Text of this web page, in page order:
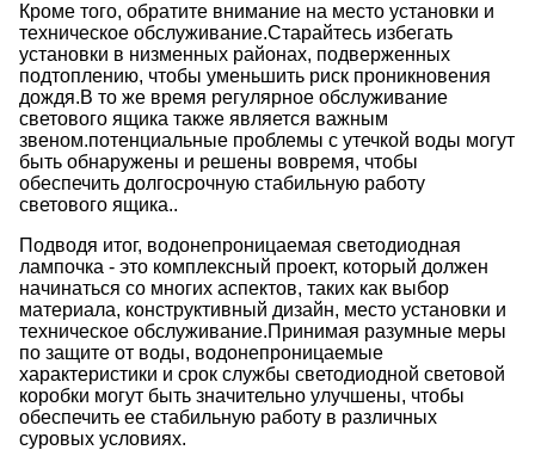
Кроме того, обратите внимание на место установки и
техническое обслуживание.Старайтесь избегать
установки в низменных районах, подверженных
подтоплению, чтобы уменьшить риск проникновения
дождя.В то же время регулярное обслуживание
светового ящика также является важным
звеном.потенциальные проблемы с утечкой воды могут
быть обнаружены и решены вовремя, чтобы
обеспечить долгосрочную стабильную работу
светового ящика..
Подводя итог, водонепроницаемая светодиодная
лампочка - это комплексный проект, который должен
начинаться со многих аспектов, таких как выбор
материала, конструктивный дизайн, место установки и
техническое обслуживание.Принимая разумные меры
по защите от воды, водонепроницаемые
характеристики и срок службы светодиодной световой
коробки могут быть значительно улучшены, чтобы
обеспечить ее стабильную работу в различных
суровых условиях.